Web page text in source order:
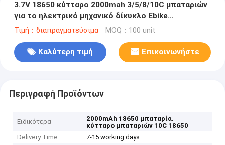
3.7V 18650 κύτταρο 2000mah 3/5/8/10C μπαταριών
για το ηλεκτρικό μηχανικό δίκυκλο Ebike
μοτοσικλετών
Τιμή：διαπραγματεύσιμα MOQ：100 unit
Καλύτερη τιμή Επικοινωνήστε
Περιγραφή Προϊόντων
Ειδικότερα 2000mAh 18650 μπαταρία,
κύτταρο μπαταριών 10C 18650
Delivery Time
7-15 working days